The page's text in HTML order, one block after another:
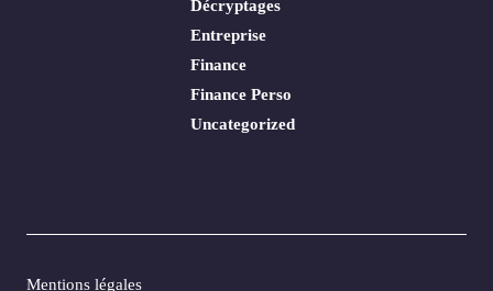
Décryptages
Entreprise
Finance
Finance Perso
Uncategorized
Mentions légales